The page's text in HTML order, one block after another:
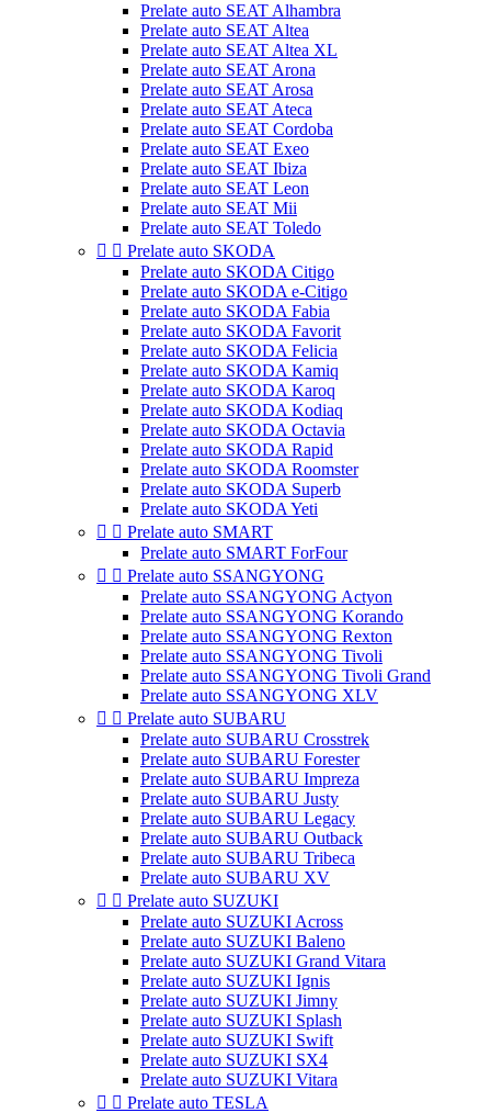
Prelate auto SEAT Alhambra
Prelate auto SEAT Altea
Prelate auto SEAT Altea XL
Prelate auto SEAT Arona
Prelate auto SEAT Arosa
Prelate auto SEAT Ateca
Prelate auto SEAT Cordoba
Prelate auto SEAT Exeo
Prelate auto SEAT Ibiza
Prelate auto SEAT Leon
Prelate auto SEAT Mii
Prelate auto SEAT Toledo
  Prelate auto SKODA
Prelate auto SKODA Citigo
Prelate auto SKODA e-Citigo
Prelate auto SKODA Fabia
Prelate auto SKODA Favorit
Prelate auto SKODA Felicia
Prelate auto SKODA Kamiq
Prelate auto SKODA Karoq
Prelate auto SKODA Kodiaq
Prelate auto SKODA Octavia
Prelate auto SKODA Rapid
Prelate auto SKODA Roomster
Prelate auto SKODA Superb
Prelate auto SKODA Yeti
  Prelate auto SMART
Prelate auto SMART ForFour
  Prelate auto SSANGYONG
Prelate auto SSANGYONG Actyon
Prelate auto SSANGYONG Korando
Prelate auto SSANGYONG Rexton
Prelate auto SSANGYONG Tivoli
Prelate auto SSANGYONG Tivoli Grand
Prelate auto SSANGYONG XLV
  Prelate auto SUBARU
Prelate auto SUBARU Crosstrek
Prelate auto SUBARU Forester
Prelate auto SUBARU Impreza
Prelate auto SUBARU Justy
Prelate auto SUBARU Legacy
Prelate auto SUBARU Outback
Prelate auto SUBARU Tribeca
Prelate auto SUBARU XV
  Prelate auto SUZUKI
Prelate auto SUZUKI Across
Prelate auto SUZUKI Baleno
Prelate auto SUZUKI Grand Vitara
Prelate auto SUZUKI Ignis
Prelate auto SUZUKI Jimny
Prelate auto SUZUKI Splash
Prelate auto SUZUKI Swift
Prelate auto SUZUKI SX4
Prelate auto SUZUKI Vitara
  Prelate auto TESLA